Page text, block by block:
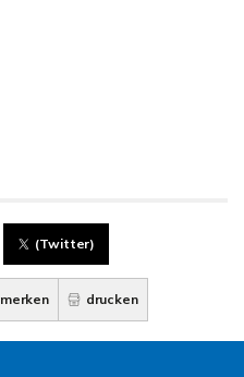
(Twitter)
merken drucken